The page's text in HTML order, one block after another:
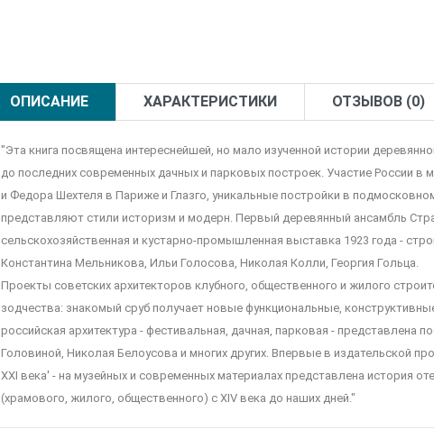
ОПИСАНИЕ ХАРАКТЕРИСТИКИ ОТЗЫВОВ (0)
"Эта книга посвящена интереснейшей, но мало изученной истории
до последних современных дачных и парковых построек. Участие России
и Федора Шехтеля в Париже и Глазго, уникальные постройки в
представляют стили историзм и модерн. Первый деревянный ансамбль
сельскохозяйственная и кустарно-промышленная выставка 1923 года -
Константина Мельникова, Ильи Голосова, Николая Колли, Георгия Гольца.
Проекты советских архитекторов клубного, общественного и жилого
зодчества: знакомый сруб получает новые функциональные,
российская архитектура - фестивальная, дачная, парковая - представлена
Головиной, Николая Белоусова и многих других. Впервые в издательской
XXI века' - на музейных и современных материалах представлена история
(храмового, жилого, общественного) с XIV века до наших дней."